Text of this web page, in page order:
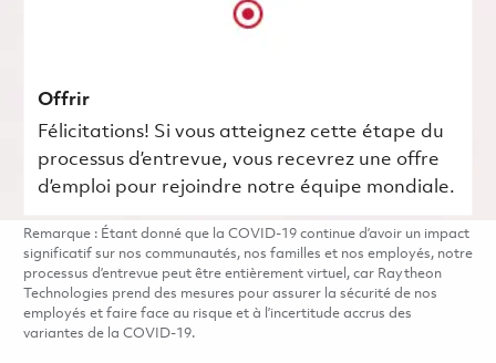
Offrir
Félicitations! Si vous atteignez cette étape du
processus d’entrevue, vous recevrez une offre
d’emploi pour rejoindre notre équipe mondiale.
Remarque : Étant donné que la COVID-19 continue d’avoir un impact
significatif sur nos communautés, nos familles et nos employés, notre
processus d’entrevue peut être entièrement virtuel, car Raytheon
Technologies prend des mesures pour assurer la sécurité de nos
employés et faire face au risque et à l’incertitude accrus des
variantes de la COVID-19.